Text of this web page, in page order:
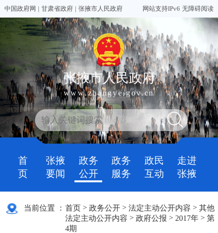
中国政府网 | 甘肃省政府 | 张掖市人民政府 网站支持IPv6 无障碍阅读
张掖市人民政府
www.zhangye.gov.cn
首
页
张掖
要闻
政务
公开
政务
服务
政民
互动
走进
张掖
当前位置 ： 首页 >政务公开 >法定主动公开内容 >其他
法定主动公开内容 >政府公报 > 2017年 >第
4期